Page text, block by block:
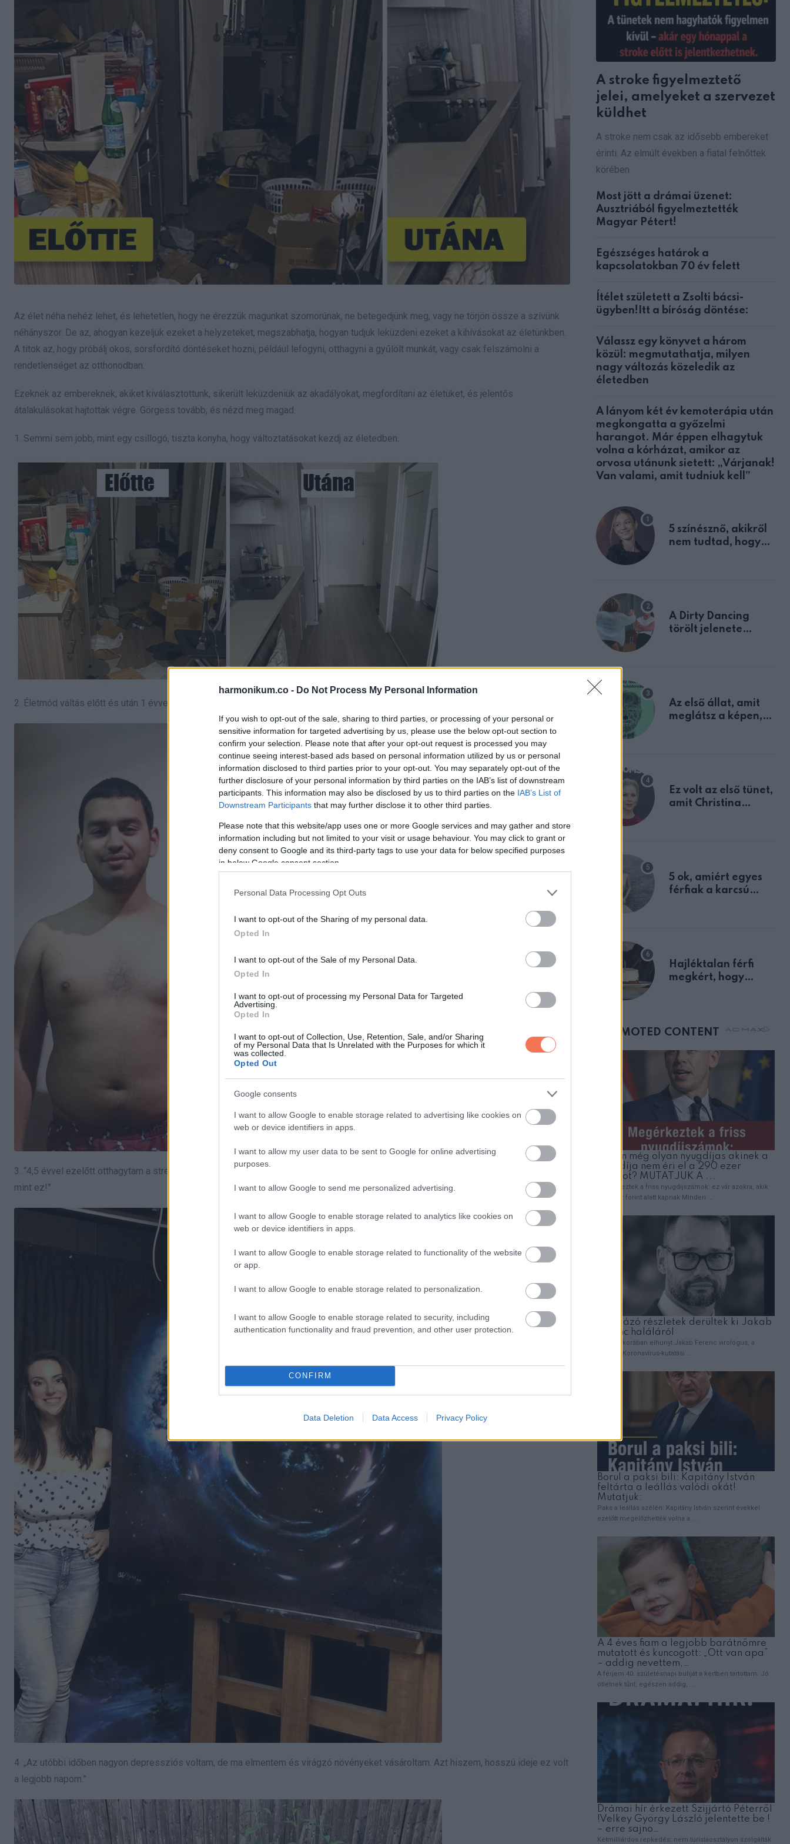
harmonikum.co - Do Not Process My Personal Information
If you wish to opt-out of the sale, sharing to third parties, or processing of your personal or
sensitive information for targeted advertising by us, please use the below opt-out section to
confirm your selection. Please note that after your opt-out request is processed you may
continue seeing interest-based ads based on personal information utilized by us or personal
information disclosed to third parties prior to your opt-out. You may separately opt-out of the
further disclosure of your personal information by third parties on the IAB’s list of downstream
participants. This information may also be disclosed by us to third parties on the IAB’s List of
Downstream Participants that may further disclose it to other third parties.
Please note that this website/app uses one or more Google services and may gather and store
information including but not limited to your visit or usage behaviour. You may click to grant or
deny consent to Google and its third-party tags to use your data for below specified purposes
in below Google consent section.
Personal Data Processing Opt Outs
I want to opt-out of the Sharing of my personal data.
Opted In
I want to opt-out of the Sale of my Personal Data.
Opted In
I want to opt-out of processing my Personal Data for Targeted
Advertising.
Opted In
I want to opt-out of Collection, Use, Retention, Sale, and/or Sharing
of my Personal Data that Is Unrelated with the Purposes for which it
was collected.
Opted Out
Google consents
I want to allow Google to enable storage related to advertising like cookies on
web or device identifiers in apps.
I want to allow my user data to be sent to Google for online advertising
purposes.
I want to allow Google to send me personalized advertising.
I want to allow Google to enable storage related to analytics like cookies on
web or device identifiers in apps.
I want to allow Google to enable storage related to functionality of the website
or app.
I want to allow Google to enable storage related to personalization.
I want to allow Google to enable storage related to security, including
authentication functionality and fraud prevention, and other user protection.
CONFIRM
Data Deletion Data Access Privacy Policy
Az élet néha nehéz lehet, és lehetetlen, hogy ne érezzük magunkat szomorúnak, ne betegedjünk meg, vagy ne törjön össze a szívünk
néhányszor. De az, ahogyan kezeljük ezeket a helyzeteket, megszabhatja, hogyan tudjuk leküzdeni ezeket a kihívásokat az életünkben.
A titok az, hogy próbálj okos, sorsfordító döntéseket hozni, például lefogyni, otthagyni a gyűlölt munkát, vagy csak felszámolni a
rendetlenséget az otthonodban.
Ezeknek az embereknek, akiket kiválasztottunk, sikerült leküzdeniük az akadályokat, megfordítani az életüket, és jelentős
átalakulásokat hajtottak végre. Görgess tovább, és nézd meg magad.
1. Semmi sem jobb, mint egy csillogó, tiszta konyha, hogy változtatásokat kezdj az életedben.
2. Életmód váltás előtt és után 1 évvel
3. “4,5 évvel ezelőtt otthagytam a stresszes irodai munkámat, és most teljes munkaidőben ilyen sötétben világító műveket készítek,
mint ez!”
4. „Az utóbbi időben nagyon depressziós voltam, de ma elmentem és virágzó növényeket vásároltam. Azt hiszem, hosszú ideje ez volt
a legjobb napom.”
A stroke figyelmeztető
jelei, amelyeket a szervezet
küldhet
A stroke nem csak az idősebb embereket
érinti. Az elmúlt években a fiatal felnőttek
körében
Most jött a drámai üzenet:
Ausztriából figyelmeztették
Magyar Pétert!
Egészséges határok a
kapcsolatokban 70 év felett
Ítélet született a Zsolti bácsi-
ügyben!Itt a bíróság döntése:
Válassz egy könyvet a három
közül: megmutathatja, milyen
nagy változás közeledik az
életedben
A lányom két év kemoterápia után
megkongatta a győzelmi
harangot. Már éppen elhagytuk
volna a kórházat, amikor az
orvosa utánunk sietett: „Várjanak!
Van valami, amit tudniuk kell”
5 színésznő, akikről
nem tudtad, hogy
A Dirty Dancing
törölt jelenete
Az első állat, amit
meglátsz a képen,
Ez volt az első tünet,
amit Christina
5 ok, amiért egyes
férfiak a karcsú
Hajléktalan férfi
megkért, hogy
mellettem ült az első